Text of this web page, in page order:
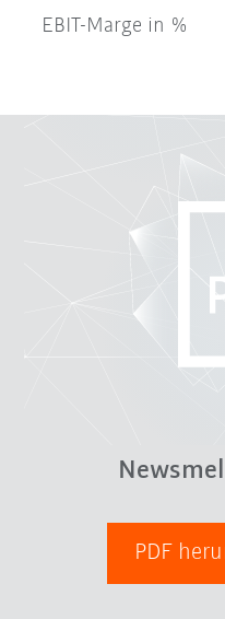
EBIT-Marge in %
PDF